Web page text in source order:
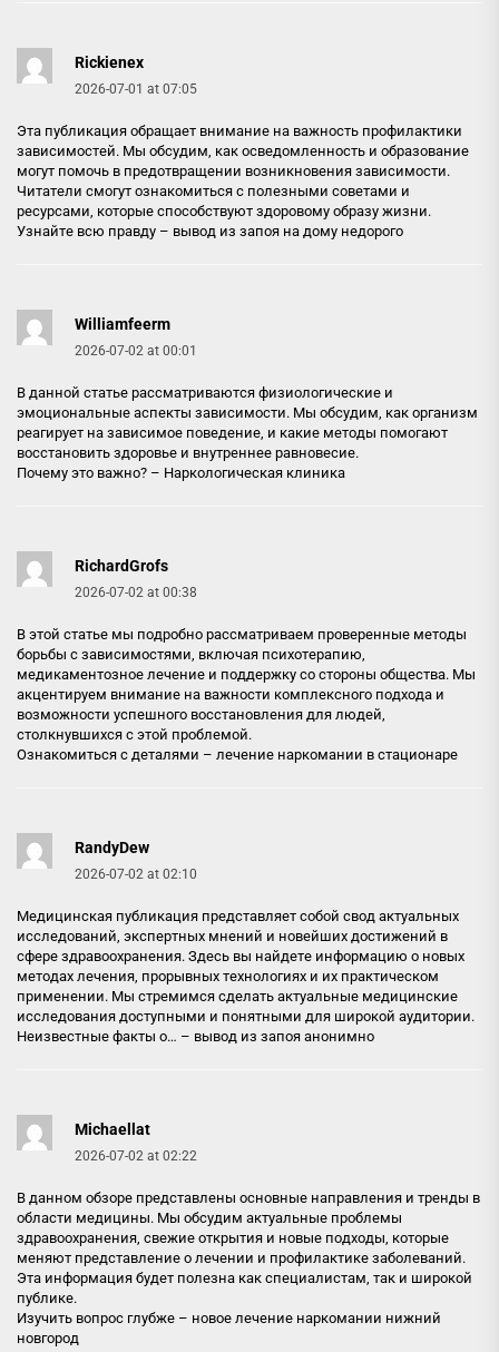
Rickienex
2026-07-01 at 07:05
Эта публикация обращает внимание на важность профилактики
зависимостей. Мы обсудим, как осведомленность и образование
могут помочь в предотвращении возникновения зависимости.
Читатели смогут ознакомиться с полезными советами и
ресурсами, которые способствуют здоровому образу жизни.
Узнайте всю правду – вывод из запоя на дому недорого
Williamfeerm
2026-07-02 at 00:01
В данной статье рассматриваются физиологические и
эмоциональные аспекты зависимости. Мы обсудим, как организм
реагирует на зависимое поведение, и какие методы помогают
восстановить здоровье и внутреннее равновесие.
Почему это важно? – Наркологическая клиника
RichardGrofs
2026-07-02 at 00:38
В этой статье мы подробно рассматриваем проверенные методы
борьбы с зависимостями, включая психотерапию,
медикаментозное лечение и поддержку со стороны общества. Мы
акцентируем внимание на важности комплексного подхода и
возможности успешного восстановления для людей,
столкнувшихся с этой проблемой.
Ознакомиться с деталями – лечение наркомании в стационаре
RandyDew
2026-07-02 at 02:10
Медицинская публикация представляет собой свод актуальных
исследований, экспертных мнений и новейших достижений в
сфере здравоохранения. Здесь вы найдете информацию о новых
методах лечения, прорывных технологиях и их практическом
применении. Мы стремимся сделать актуальные медицинские
исследования доступными и понятными для широкой аудитории.
Неизвестные факты о… – вывод из запоя анонимно
Michaellat
2026-07-02 at 02:22
В данном обзоре представлены основные направления и тренды в
области медицины. Мы обсудим актуальные проблемы
здравоохранения, свежие открытия и новые подходы, которые
меняют представление о лечении и профилактике заболеваний.
Эта информация будет полезна как специалистам, так и широкой
публике.
Изучить вопрос глубже – новое лечение наркомании нижний
новгород